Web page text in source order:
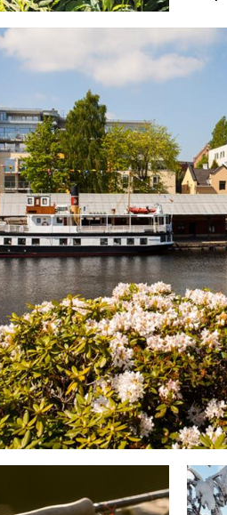
i bynære områder
berømte båtturen på